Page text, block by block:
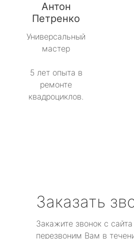
Антон
Петренко
Универсальный
мастер
5 лет опыта в
ремонте
квадроциклов.
Заказать
Закажите звонок с
перезвоним Вам в